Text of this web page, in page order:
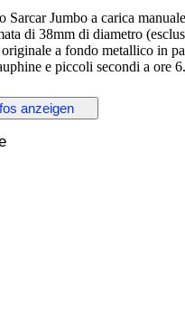
Sarcar Jumbo a carica
di 38mm di diametro
a fondo metallico in
e piccoli secondi a ore 6.
in pelle e fibbia in
a carica manuale firmato
bello e di grande fascino
sicura e tracciata.
anzeigen